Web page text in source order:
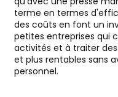
terme en termes
des coûts en font un
petites entreprises qui
activités et à traiter
et plus rentables sans
personnel.